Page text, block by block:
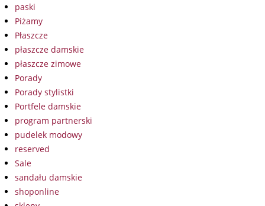
paski
Piżamy
Płaszcze
płaszcze damskie
płaszcze zimowe
Porady
Porady stylistki
Portfele damskie
program partnerski
pudelek modowy
reserved
Sale
sandału damskie
shoponline